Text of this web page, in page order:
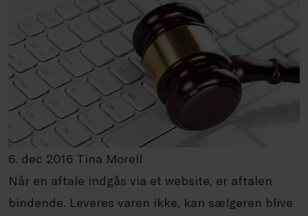
6. dec 2016 Tina Morell
Når en aftale indgås via et website, er aftalen
bindende. Leveres varen ikke, kan sælgeren blive